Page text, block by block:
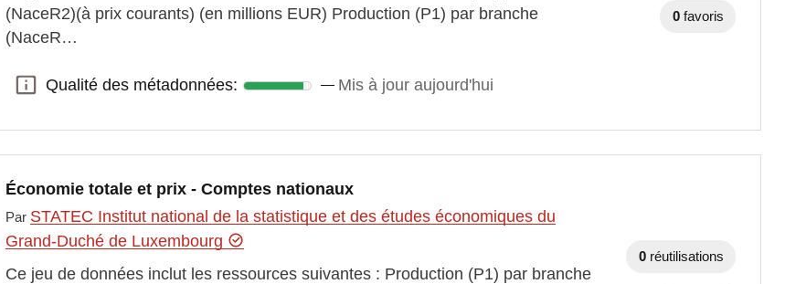
(NaceR2)(à prix courants) (en millions EUR) Production (P1) par branche
(NaceR…
Qualité des métadonnées:
Qualité des métadonnées: Mis à jour aujourd'hui
0 favoris
Économie totale et prix - Comptes nationaux
Par STATEC Institut national de la statistique et des études économiques du
Grand-Duché de Luxembourg
Ce jeu de données inclut les ressources suivantes : Production (P1) par branche
0 réutilisations